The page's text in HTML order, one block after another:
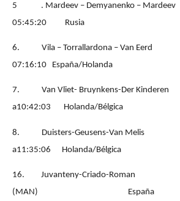
5 . Mardeev – Demyanenko – Mardeev
05:45:20
Rusia
6. Vila – Torrallardona – Van Eerd
07:16:10
España/Holanda
7. Van Vliet- Bruynkens-Der Kinderen
a10:42:03
Holanda/Bélgica
8. Duisters-Geusens-Van Melis
a11:35:06
Holanda/Bélgica
16.
Juvanteny-Criado-Roman
(MAN)
España